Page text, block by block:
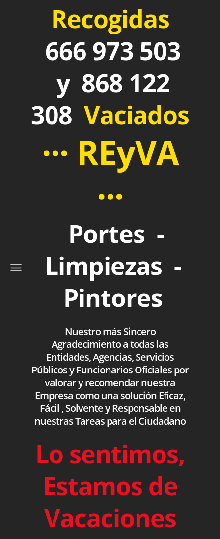
Recogidas
666 973 503
y 868 122
308 Vaciados
··· REyVA
···
Portes -
Limpiezas -
Pintores
Nuestro más Sincero
Agradecimiento a todas las
Entidades, Agencias, Servicios
Públicos y Funcionarios Oficiales por
valorar y recomendar nuestra
Empresa como una solución Eficaz,
Fácil , Solvente y Responsable en
nuestras Tareas para el Ciudadano
Lo sentimos,
Estamos de
Vacaciones